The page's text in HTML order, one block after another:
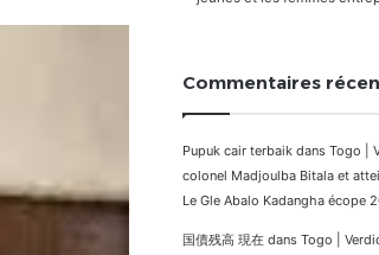
Commentaires
Pupuk cair terbaik dans Togo |
colonel Madjoulba Bitala et
Le Gle Abalo Kadangha écope
国債残高 現在 dans Togo |